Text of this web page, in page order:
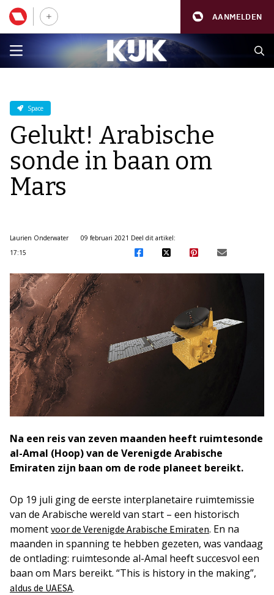
AANMELDEN
Space
Gelukt! Arabische
sonde in baan om
Mars
Laurien Onderwater
09 februari 2021
17:15
Deel dit artikel:
Na een reis van zeven maanden heeft ruimtesonde
al-Amal (Hoop) van de Verenigde Arabische
Emiraten zijn baan om de rode planeet bereikt.
Op 19 juli ging de eerste interplanetaire ruimtemissie
van de Arabische wereld van start – een historisch
moment voor de Verenigde Arabische Emiraten. En na
maanden in spanning te hebben gezeten, was vandaag
de ontlading: ruimtesonde al-Amal heeft succesvol een
baan om Mars bereikt. “This is history in the making”,
aldus de UAESA.